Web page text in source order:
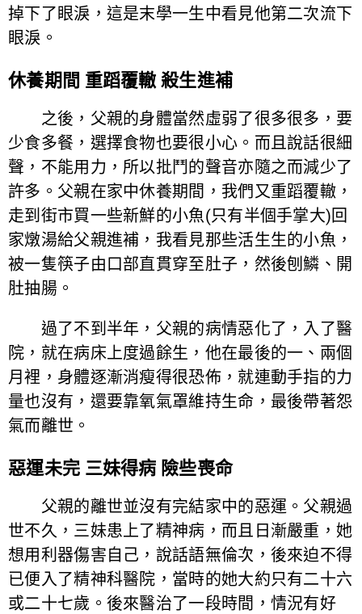
掉下了眼淚，這是末學一生中看見他第二次流下
眼淚。
休養期間 重蹈覆轍 殺生進補
之後，父親的身體當然虛弱了很多很多，要
少食多餐，選擇食物也要很小心。而且說話很細
聲，不能用力，所以批鬥的聲音亦隨之而減少了
許多。父親在家中休養期間，我們又重蹈覆轍，
走到街市買一些新鮮的小魚(只有半個手掌大)回
家燉湯給父親進補，我看見那些活生生的小魚，
被一隻筷子由口部直貫穿至肚子，然後刨鱗、開
肚抽腸。
過了不到半年，父親的病情惡化了，入了醫
院，就在病床上度過餘生，他在最後的一、兩個
月裡，身體逐漸消瘦得很恐佈，就連動手指的力
量也沒有，還要靠氧氣罩維持生命，最後帶著怨
氣而離世。
惡運未完 三妹得病 險些喪命
父親的離世並沒有完結家中的惡運。父親過
世不久，三妹患上了精神病，而且日漸嚴重，她
想用利器傷害自己，說話語無倫次，後來迫不得
已便入了精神科醫院，當時的她大約只有二十六
或二十七歲。後來醫治了一段時間，情況有好